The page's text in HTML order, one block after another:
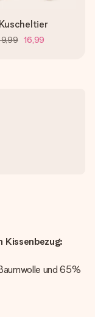
Kuscheltier
16,99
Kissenbezug:
und 65%